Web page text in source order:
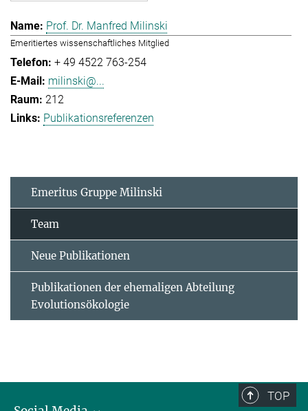
Prof. Dr. Manfred Milinski
Emeritiertes wissenschaftliches Mitglied
+ 49 4522 763-254
milinski@...
212
Publikationsreferenzen
Emeritus Gruppe Milinski
Team
Neue Publikationen
Publikationen der ehemaligen Abteilung
Evolutionsökologie
TOP